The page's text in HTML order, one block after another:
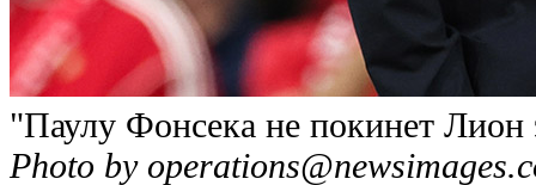
"Паулу Фонсека не покинет Лион
Photo by